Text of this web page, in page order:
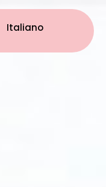
Italiano